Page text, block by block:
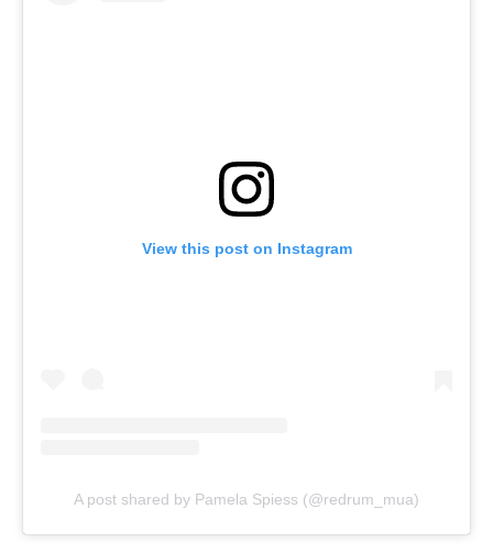
View this post on Instagram
A post shared by Pamela Spiess (@redrum_mua)